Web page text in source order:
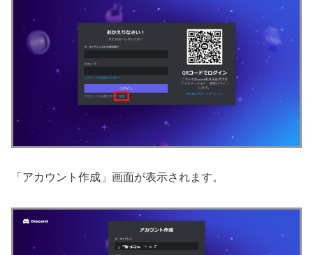
「アカウント作成」画面が表示されます。